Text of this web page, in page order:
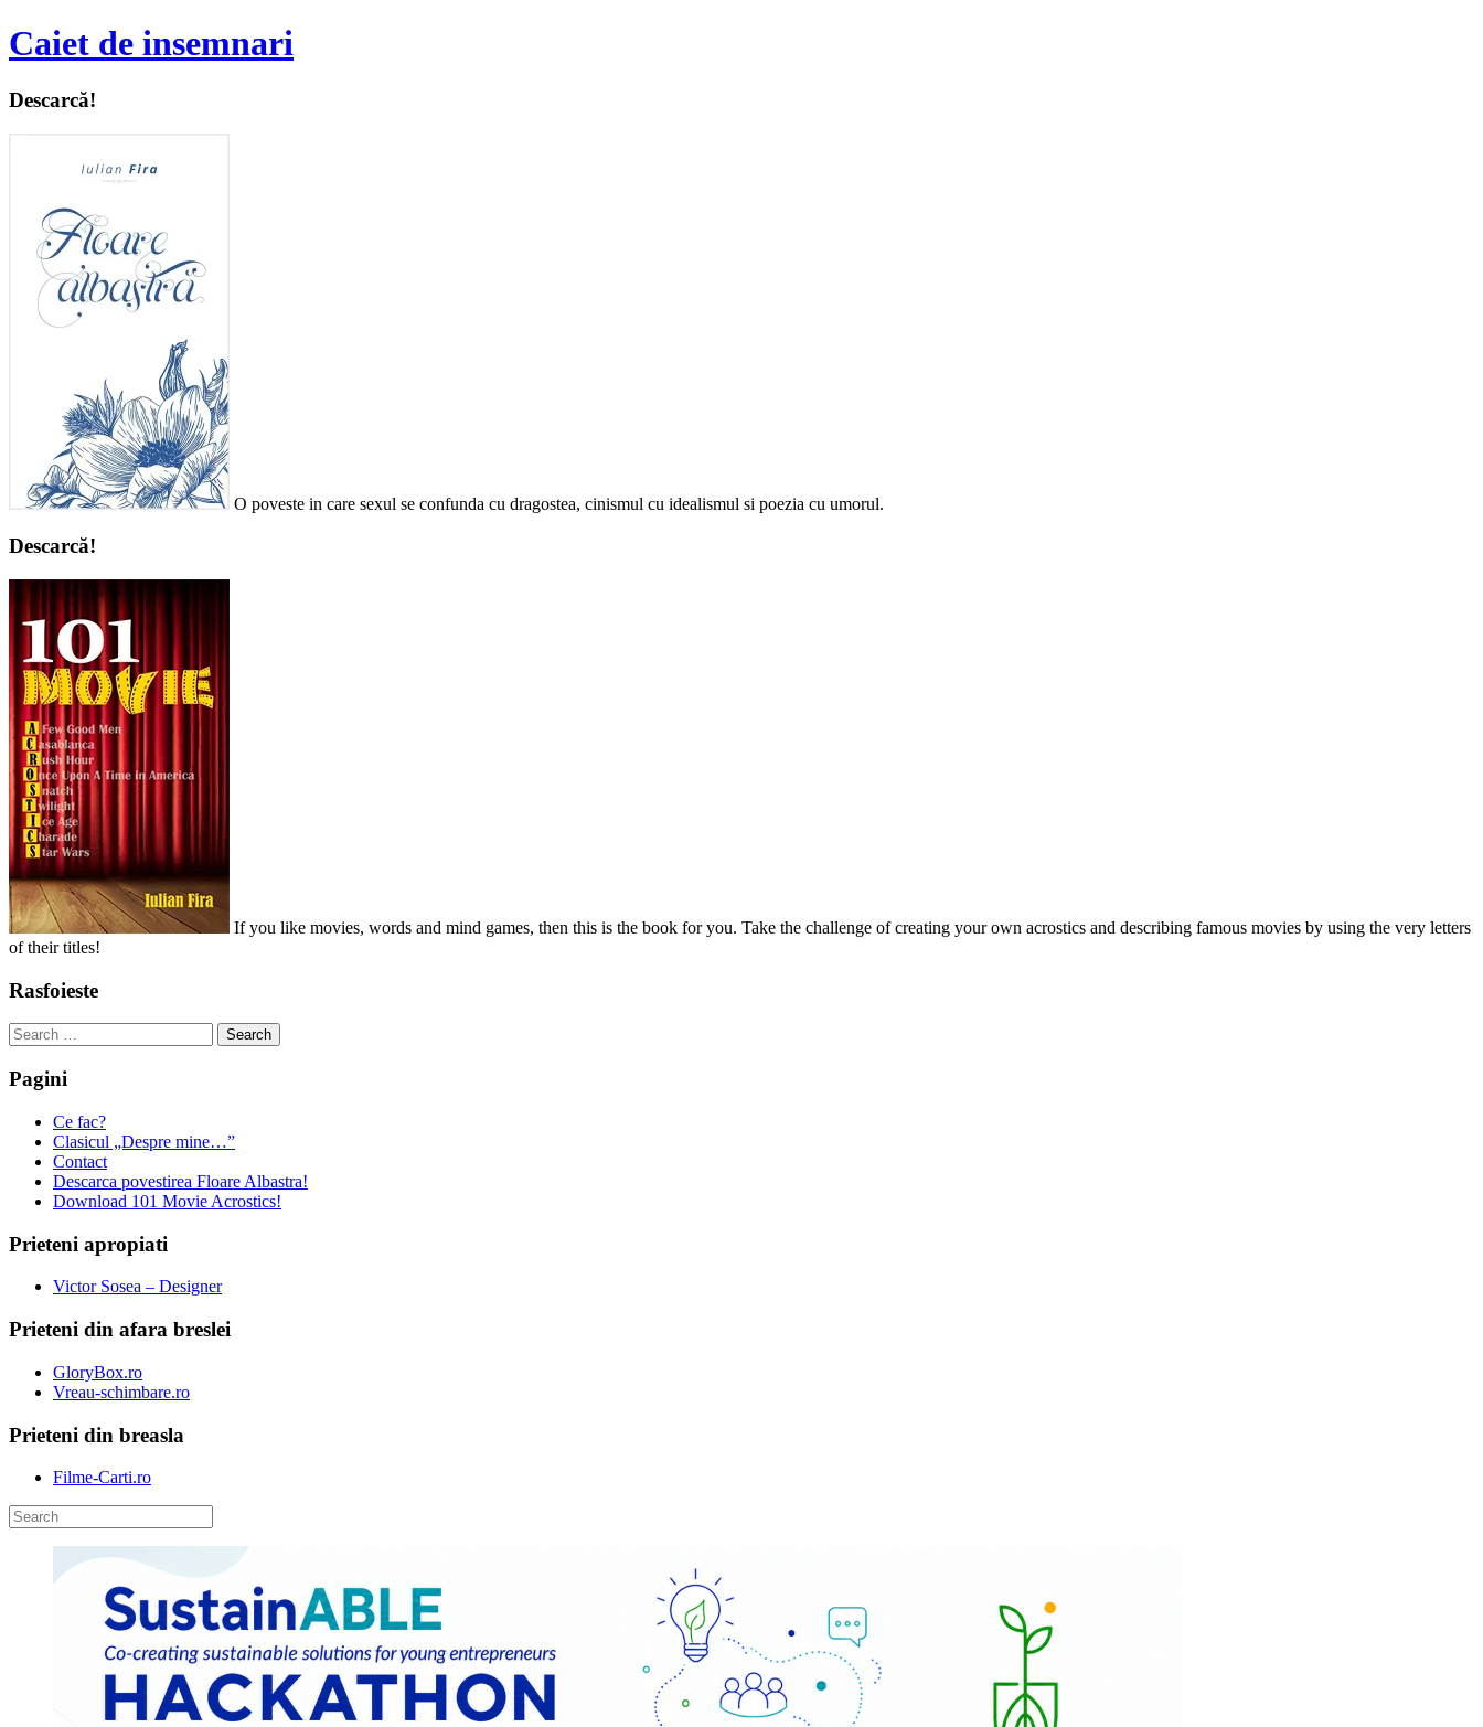
Caiet de insemnari
Descarcă!
O poveste in care sexul se confunda cu dragostea, cinismul cu idealismul si poezia cu umorul.
Descarcă!
If you like movies, words and mind games, then this is the book for you. Take the challenge of creating your own acrostics and describing famous movies by using the very letters
of their titles!
Rasfoieste
Search
for:
Pagini
Ce fac?
Clasicul „Despre mine…”
Contact
Descarca povestirea Floare Albastra!
Download 101 Movie Acrostics!
Prieteni apropiati
Victor Sosea – Designer
Prieteni din afara breslei
GloryBox.ro
Vreau-schimbare.ro
Prieteni din breasla
Filme-Carti.ro